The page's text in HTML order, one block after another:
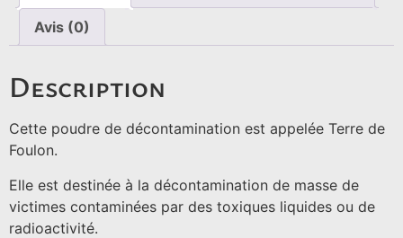
Avis (0)
Description
Cette poudre de décontamination est appelée Terre de
Foulon.
Elle est destinée à la décontamination de masse de
victimes contaminées par des toxiques liquides ou de
radioactivité.